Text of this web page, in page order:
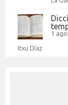
1
Itxu Díaz